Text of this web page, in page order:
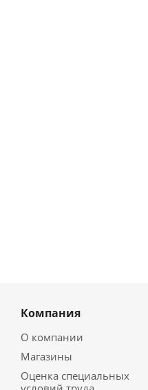
Компания
О компании
Магазины
Оценка специальных